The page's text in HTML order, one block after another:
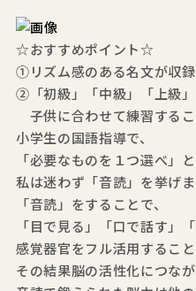
☆おすすめポイント☆
①リズム感のある名文が収
②「初級」「中級」「上級」
子供に合わせて練習する
小学生の国語指導で、
「必要なものを１つ選べ」
私は迷わず「音読」を挙げま
「音読」をすることで、
「目で見る」「口で話す」
感覚器官をフル活用すること
その結果脳の活性化につなが